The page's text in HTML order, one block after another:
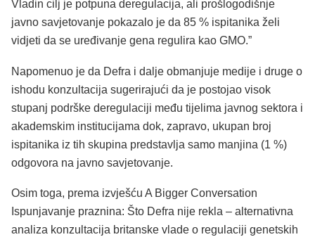
Vladin cilj je potpuna deregulacija, ali prošlogodišnje
javno savjetovanje pokazalo je da 85 % ispitanika želi
vidjeti da se uređivanje gena regulira kao GMO.”
Napomenuo je da Defra i dalje obmanjuje medije i druge o
ishodu konzultacija sugerirajući da je postojao visok
stupanj podrške deregulaciji među tijelima javnog sektora i
akademskim institucijama dok, zapravo, ukupan broj
ispitanika iz tih skupina predstavlja samo manjina (1 %)
odgovora na javno savjetovanje.
Osim toga, prema izvješću A Bigger Conversation
Ispunjavanje praznina: Što Defra nije rekla – alternativna
analiza konzultacija britanske vlade o regulaciji genetskih